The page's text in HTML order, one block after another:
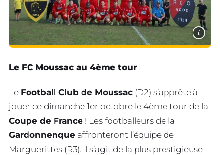
i
Le FC Moussac au 4ème tour
Le Football Club de Moussac (D2) s’apprête à
jouer ce dimanche 1er octobre le 4ème tour de la
Coupe de France ! Les footballeurs de la
Gardonnenque affronteront l’équipe de
Marguerittes (R3). Il s’agit de la plus prestigieuse